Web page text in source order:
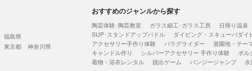
福島県
東京都
神奈川県
おすすめのジャンルから探す
陶芸体験･陶芸教室 ガラス細工･ガラス工房 日帰り温泉
SUP･スタンドアップパドル
ダイビング・スキューバダイ
アクセサリー手作り体験
パラグライダー 遊園地・テー
キャンドル作り
シルバーアクセサリー 手作り体験 ボル
着物・浴衣レンタル
脱出ゲーム バンジージャンプ 水